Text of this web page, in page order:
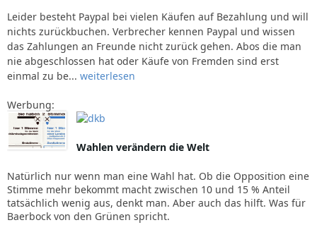
Leider besteht Paypal bei vielen Käufen auf Bezahlung und will
nichts zurückbuchen. Verbrecher kennen Paypal und wissen
das Zahlungen an Freunde nicht zurück gehen. Abos die man
nie abgeschlossen hat oder Käufe von Fremden sind erst
einmal zu be... weiterlesen
Werbung:
Wahlen verändern die Welt
Natürlich nur wenn man eine Wahl hat. Ob die Opposition eine
Stimme mehr bekommt macht zwischen 10 und 15 % Anteil
tatsächlich wenig aus, denkt man. Aber auch das hilft. Was für
Baerbock von den Grünen spricht.